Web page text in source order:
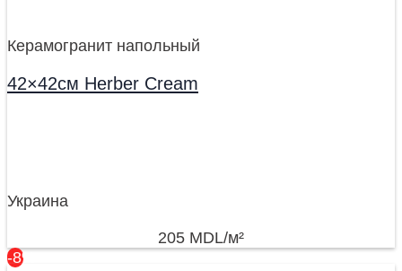
Керамогранит напольный
42×42см Herber Cream
Украина
205 MDL/м²
-8%